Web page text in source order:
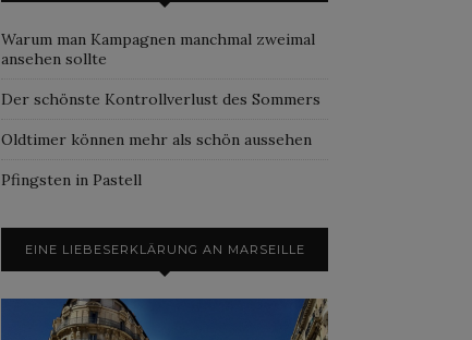
Warum man Kampagnen manchmal zweimal
ansehen sollte
Der schönste Kontrollverlust des Sommers
Oldtimer können mehr als schön aussehen
Pfingsten in Pastell
EINE LIEBESERKLÄRUNG AN MARSEILLE